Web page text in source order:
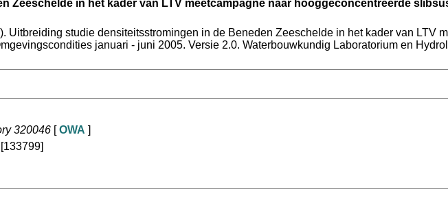
Zeeschelde in het kader van LTV meetcampagne naar hooggeconcentreerde
Uitbreiding studie densiteitsstromingen in de Beneden Zeeschelde in het kader van LTV
januari - juni 2005. Versie 2.0. Waterbouwkundig Laboratorium en
320046 [OWA ]
[133799]